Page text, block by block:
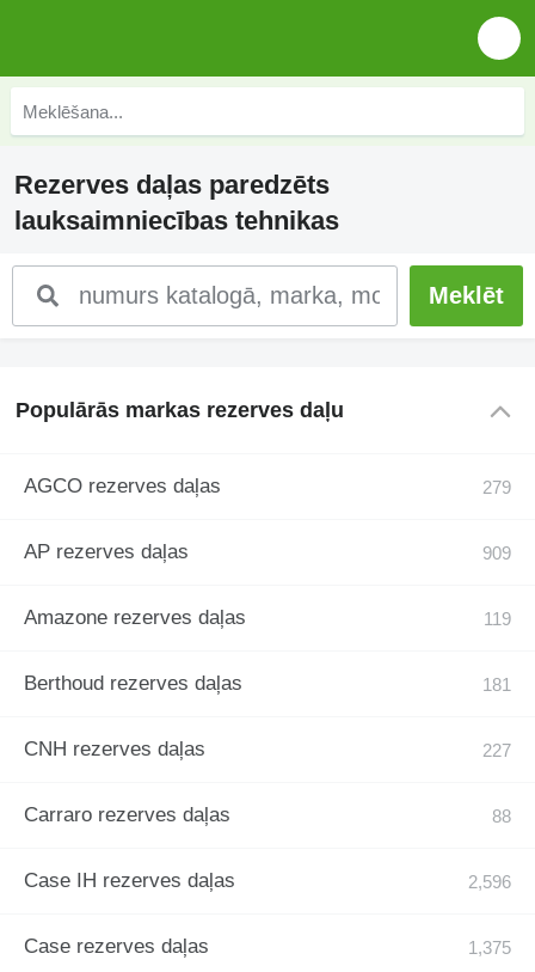
Rezerves daļas paredzēts
lauksaimniecības tehnikas
Populārās markas rezerves daļu
AGCO rezerves daļas
AP rezerves daļas
Amazone rezerves daļas
Berthoud rezerves daļas
CNH rezerves daļas
Carraro rezerves daļas
Case IH rezerves daļas
Case rezerves daļas